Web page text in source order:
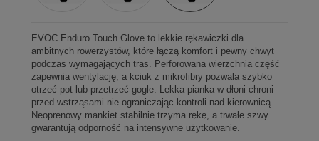
EVOC Enduro Touch Glove to lekkie rękawiczki dla
ambitnych rowerzystów, które łączą komfort i pewny chwyt
podczas wymagających tras. Perforowana wierzchnia część
zapewnia wentylację, a kciuk z mikrofibry pozwala szybko
otrzeć pot lub przetrzeć gogle. Lekka pianka w dłoni chroni
przed wstrząsami nie ograniczając kontroli nad kierownicą.
Neoprenowy mankiet stabilnie trzyma rękę, a trwałe szwy
gwarantują odporność na intensywne użytkowanie.